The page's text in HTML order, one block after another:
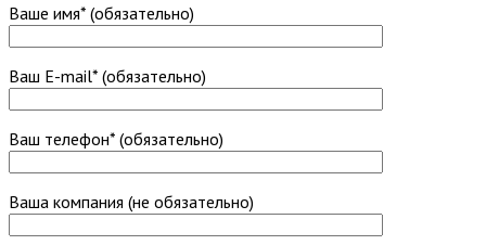
Ваше имя* (обязательно)
Ваш E-mail* (обязательно)
Ваш телефон* (обязательно)
Ваша компания (не обязательно)